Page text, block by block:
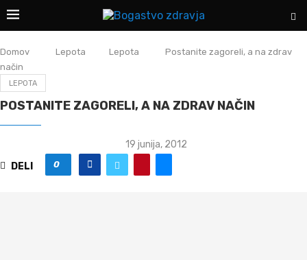
Domov Lepota Lepota
Postanite zagoreli, a na zdrav
način
LEPOTA
POSTANITE ZAGORELI, A NA ZDRAV NAČIN
19 junija, 2012
DELI
0